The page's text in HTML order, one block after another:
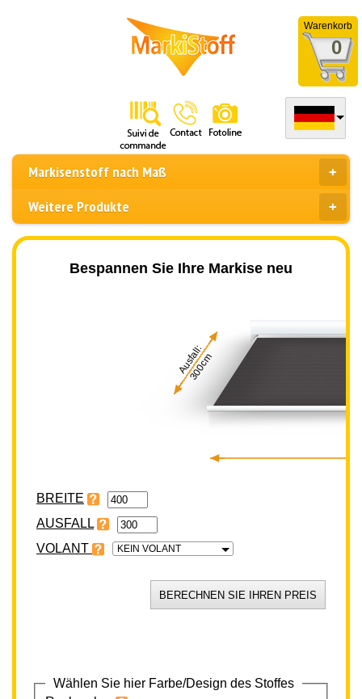
Warenkorb
0
Markisenstoff nach Maß
Weitere Produkte
Bespannen Sie Ihre Markise neu
Ausfall:
300cm
BREITE
VOLANT KEIN VOLANT
Wählen Sie hier Farbe/Design des Stoffes